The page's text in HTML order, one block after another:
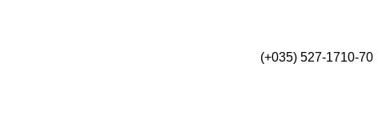
(+035) 527-1710-70